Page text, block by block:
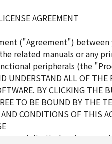
AGREEMENT
("Agreement")
related manuals or any
peripherals (the
UNDERSTAND ALL OF
BY CLICKING THE
TO BE BOUND BY THE
CONDITIONS OF THIS
limited and non-